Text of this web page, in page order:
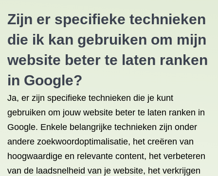
Zijn er specifieke technieken
die ik kan gebruiken om mijn
website beter te laten ranken
in Google?
Ja, er zijn specifieke technieken die je kunt
gebruiken om jouw website beter te laten ranken in
Google. Enkele belangrijke technieken zijn onder
andere zoekwoordoptimalisatie, het creëren van
hoogwaardige en relevante content, het verbeteren
van de laadsnelheid van je website, het verkrijgen